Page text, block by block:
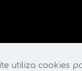
utiliza cookies